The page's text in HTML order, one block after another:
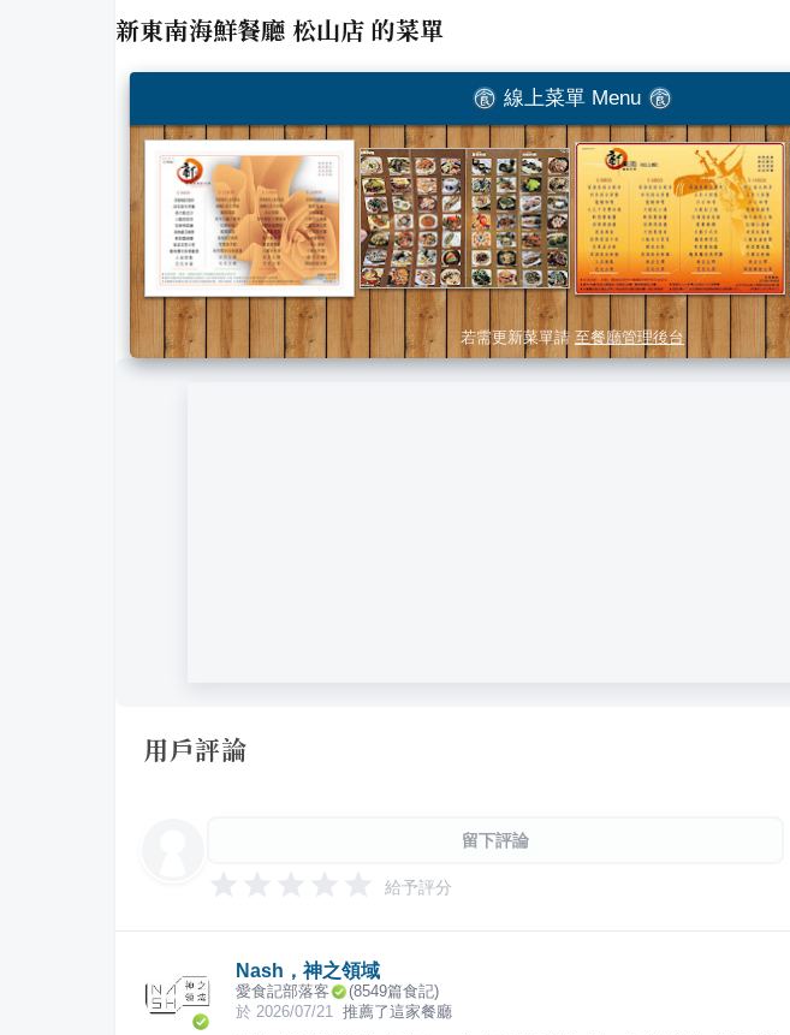
新東南海鮮餐廳 松山店 的菜單
線上菜單 Menu
若需更新菜單請 至餐廳管理後台
用戶評論
留下評論
給予評分
Nash，神之領域
愛食記部落客 (8549篇食記)
於 2026/07/21 推薦了這家餐廳